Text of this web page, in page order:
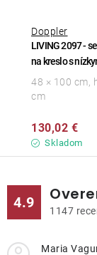
LIVING 2097 -
na kreslo s
Doppler
Skladom
130,02 €
48 × 100 cm,
cm
4.9 1147
Maria